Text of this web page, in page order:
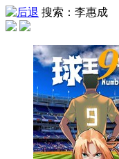
搜索：李惠成